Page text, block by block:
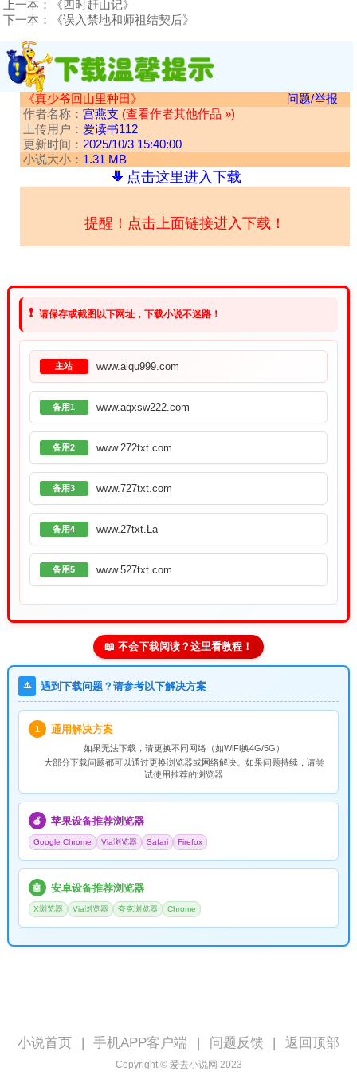
上一本：
《四时赶山记》
下一本：
《误入禁地和师祖结契后》
《真少爷回山里种田》
问题/举报
作者名称： 宫燕支 (查看作者其他作品 »)
上传用户： 爱读书112
更新时间： 2025/10/3 15:40:00
小说大小： 1.31 MB
点击这里进入下载
提醒！点击上面链接进入下载！
❗ 请保存或截图以下网址，下载小说不迷路！
主站 www.aiqu999.com
备用1 www.aqxsw222.com
备用2 www.272txt.com
备用3 www.727txt.com
备用4 www.27txt.La
备用5 www.527txt.com
📖 不会下载阅读？这里看教程！
⚠️ 遇到下载问题？请参考以下解决方案
1 通用解决方案
如果无法下载，请更换不同网络（如WiFi换4G/5G）
大部分下载问题都可以通过更换浏览器或网络解决。如果问题持续，请尝
试使用推荐的浏览器
🍎 苹果设备推荐浏览器
Google Chrome Via浏览器 Safari Firefox
🤖 安卓设备推荐浏览器
X浏览器 Via浏览器 夸克浏览器 Chrome
小说首页 手机APP客户端 问题反馈 返回顶部
Copyright © 爱去小说网 2023